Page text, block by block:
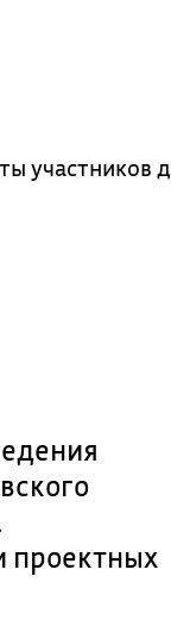
участников
проектных